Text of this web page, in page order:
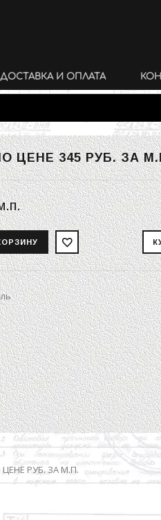
ДОСТАВКА И ОПЛАТА
ЦЕНЕ345 РУБ.ЗА
РУБ. ЗА М.П.